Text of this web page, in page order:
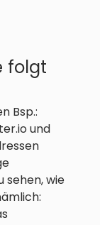
folgt
Bsp.:
und
sehen, wie